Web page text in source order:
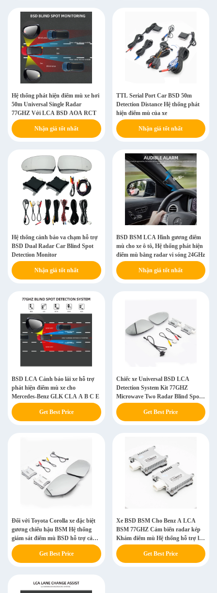
Hệ thống phát hiện điểm mù xe hơi
50m Universal Single Radar
77GHZ Với LCA BSD AOA RCT
Nhận giá tốt nhất
TTL Serial Port Car BSD 50m
Detection Distance Hệ thống phát
hiện điểm mù của xe
Nhận giá tốt nhất
Hệ thống cảnh báo va chạm hỗ trợ
BSD Dual Radar Car Blind Spot
Detection Monitor
Nhận giá tốt nhất
BSD BSM LCA Hình gương điểm
mù cho xe ô tô, Hệ thống phát hiện
điểm mù bằng radar vi sóng 24GHz
Nhận giá tốt nhất
BSD LCA Cảnh báo lái xe hỗ trợ
phát hiện điểm mù xe cho
Mercedes-Benz GLK CLA A B C E
Get Best Price
Chiếc xe Universal BSD LCA
Detection System Kit 77GHZ
Microwave Two Radar Blind Spot
Detection Hệ thống lái xe
Get Best Price
Đối với Toyota Corolla xe đặc biệt
gương chiếu hậu BSM Hệ thống
giám sát điểm mù BSD hỗ trợ cảnh
báo thay đổi làn đường
Get Best Price
Xe BSD BSM Cho Benz A LCA
BSM 77GHZ Cảm biến radar kép
Khám điểm mù Hệ thống hỗ trợ lái
xe
Get Best Price